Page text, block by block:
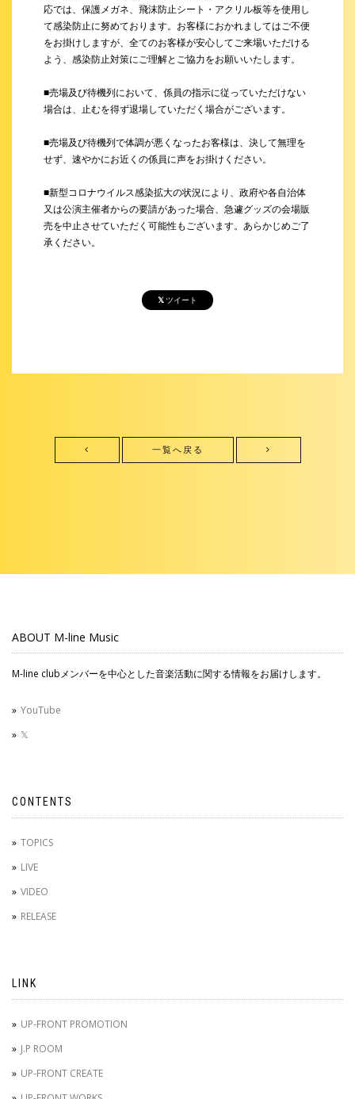
応では、保護メガネ、飛沫防止シート・アクリル板等を使用し
て感染防止に努めております。お客様におかれましてはご不便
をお掛けしますが、全てのお客様が安心してご来場いただける
よう、感染防止対策にご理解とご協力をお願いいたします。
■売場及び待機列において、係員の指示に従っていただけない
場合は、止むを得ず退場していただく場合がございます。
■売場及び待機列で体調が悪くなったお客様は、決して無理を
せず、速やかにお近くの係員に声をお掛けください。
■新型コロナウイルス感染拡大の状況により、政府や各自治体
又は公演主催者からの要請があった場合、急遽グッズの会場販
売を中止させていただく可能性もございます。あらかじめご了
承ください。
ツイート
一覧へ戻る
ABOUT M-line Music
M-line clubメンバーを中心とした音楽活動に関する情報をお届けします。
YouTube
𝕏
CONTENTS
TOPICS
LIVE
VIDEO
RELEASE
LINK
UP-FRONT PROMOTION
J.P ROOM
UP-FRONT CREATE